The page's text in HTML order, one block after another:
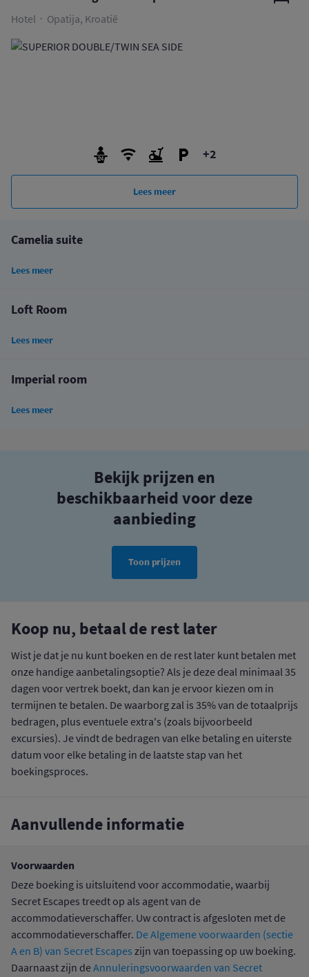
Hotel Opatija, Kroatië
+2
Lees meer
Camelia suite
Lees meer
Loft Room
Lees meer
Imperial room
Lees meer
Bekijk prijzen en
beschikbaarheid voor deze
aanbieding
Toon prijzen
Koop nu, betaal de rest later
Wist je dat je nu kunt boeken en de rest later kunt betalen met
onze handige aanbetalingsoptie? Als je deze deal minimaal 35
dagen voor vertrek boekt, dan kan je ervoor kiezen om in
termijnen te betalen. De waarborg zal is 35% van de totaalprijs
bedragen, plus eventuele extra's (zoals bijvoorbeeld
excursies). Je vindt de bedragen van elke betaling en uiterste
datum voor elke betaling in de laatste stap van het
boekingsproces.
Aanvullende informatie
Voorwaarden
Deze boeking is uitsluitend voor accommodatie, waarbij
Secret Escapes treedt op als agent van de
accommodatieverschaffer. Uw contract is afgesloten met de
accommodatieverschaffer. De Algemene voorwaarden (sectie
A en B) van Secret Escapes zijn van toepassing op uw boeking.
Daarnaast zijn deAnnuleringsvoorwaarden van Secret